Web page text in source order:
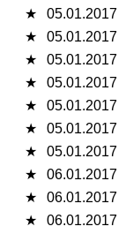
★
05.01.2017
★
05.01.2017
★
05.01.2017
★
05.01.2017
★
05.01.2017
★
05.01.2017
★
05.01.2017
★
06.01.2017
★
06.01.2017
★
06.01.2017